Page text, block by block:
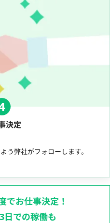
決定
う弊社がフォローします。
でお仕事決定！
日での稼働も